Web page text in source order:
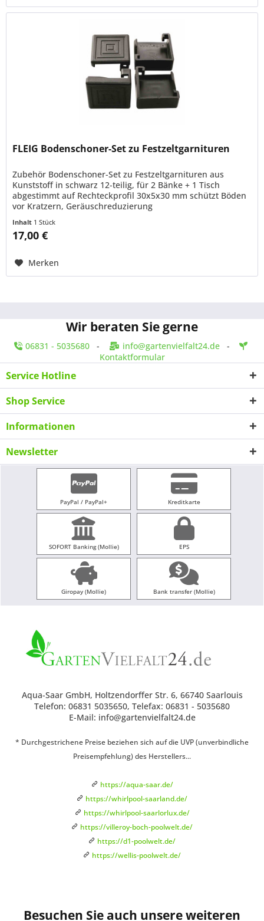
FLEIG Bodenschoner-Set zu Festzeltgarnituren
Zubehör Bodenschoner-Set zu Festzeltgarnituren aus
Kunststoff in schwarz 12-teilig, für 2 Bänke + 1 Tisch
abgestimmt auf Rechteckprofil 30x5x30 mm schützt Böden
vor Kratzern, Geräuschreduzierung
Inhalt 1 Stück
17,00 €
Merken
Wir beraten Sie gerne
06831 - 5035680- info@gartenvielfalt24.de-
Kontaktformular
Service Hotline
Shop Service
Informationen
Newsletter
PayPal / PayPal+ Kreditkarte
SOFORT Banking (Mollie) EPS
Giropay (Mollie) Bank transfer (Mollie)
Aqua-Saar GmbH, Holtzendorffer Str. 6, 66740 Saarlouis
Telefon: 06831 5035650, Telefax: 06831 - 5035680
E-Mail: info@gartenvielfalt24.de
* Durchgestrichene Preise beziehen sich auf die UVP (unverbindliche
Preisempfehlung) des Herstellers...
https://aqua-saar.de/
https://whirlpool-saarland.de/
https://whirlpool-saarlorlux.de/
https://villeroy-boch-poolwelt.de/
https://d1-poolwelt.de/
https://wellis-poolwelt.de/
Besuchen Sie auch unsere weiteren